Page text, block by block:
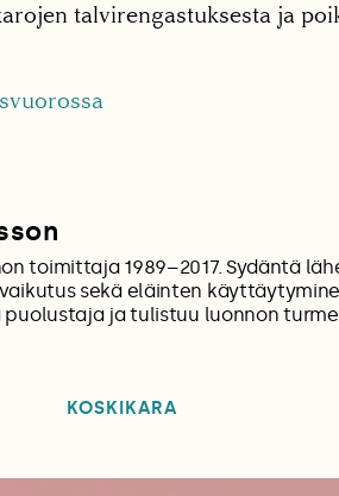
talvirengastuksesta ja
toimittaja 1989–2017. Sydäntä
sekä eläinten
puolustaja ja tulistuu luonnon
KOSKIKARA